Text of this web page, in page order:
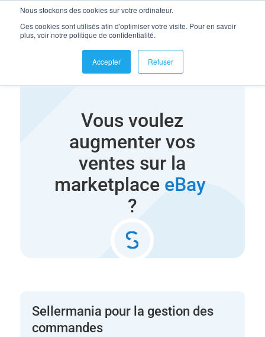
Nous stockons des cookies sur votre ordinateur.
Ces cookies sont utilisés afin d'optimiser votre visite. Pour en savoir
plus, voir notre politique de confidentialité.
Accepter Refuser
se connecter
Vous voulez
augmenter vos
ventes sur la
marketplace eBay
?
Sellermania pour la gestion des
commandes